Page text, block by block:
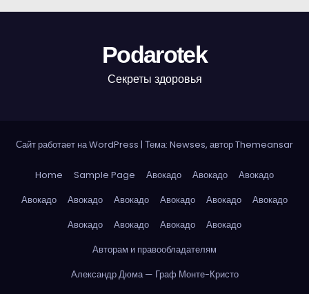
Podarotek
Секреты здоровья
Сайт работает на WordPress | Тема: Newses, авторThemeansar
Home Sample Page Авокадо Авокадо
Авокадо
Авокадо
Авокадо Авокадо Авокадо Авокадо
Авокадо
Авокадо
Авокадо Авокадо
Авокадо
Авторам и правообладателям
Александр Дюма — Граф Монте-Кристо